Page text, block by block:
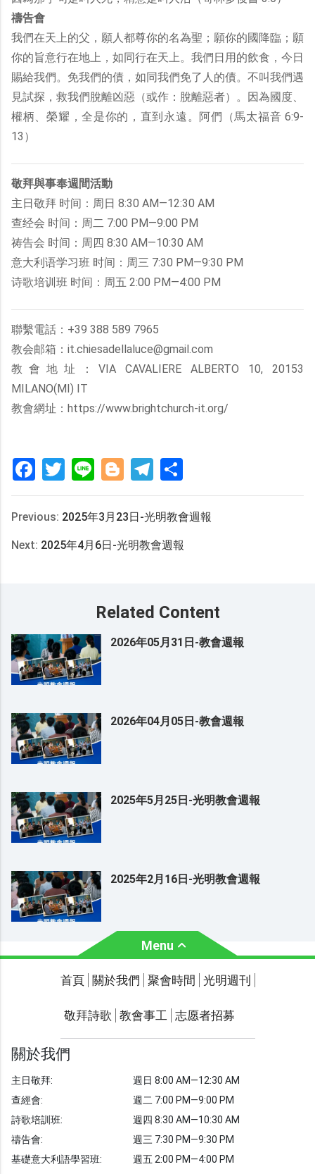
禱告會
我們在天上的父，願人都尊你的名為聖；願你的國降臨；願
你的旨意行在地上，如同行在天上。我們日用的飲食，今日
賜給我們。免我們的債，如同我們免了人的債。不叫我們遇
見試探，救我們脫離凶惡（或作：脫離惡者）。因為國度、
權柄、榮耀，全是你的，直到永遠。阿們（馬太福音 6:9-
13）
敬拜與事奉週間活動
主日敬拜 时间：周日 8:30 AM—12:30 AM
查经会 时间：周二 7:00 PM—9:00 PM
祷告会 时间：周四 8:30 AM—10:30 AM
意大利语学习班 时间：周三 7:30 PM—9:30 PM
诗歌培训班 时间：周五 2:00 PM—4:00 PM
聯繫電話：+39 388 589 7965
教会邮箱：it.chiesadellaluce@gmail.com
教會地址：VIA CAVALIERE ALBERTO 10, 20153
MILANO(MI) IT
教會網址：https://www.brightchurch-it.org/
FacebookTwitter Line Blogger Telegram
Previous: 2025年3月23日-光明教會週報
Next: 2025年4月6日-光明教會週報
Related Content
2026年05月31日-教會週報
2026年04月05日-教會週報
2025年5月25日-光明教會週報
2025年2月16日-光明教會週報
Menu
關於我們 聚會時間
光明週刊 學習聖經
聖經故事
敬拜詩歌 圖庫
聖經金句
首頁 關於我們 聚會時間 光明週刊
敬拜詩歌 教會事工 志愿者招募
關於我們
主日敬拜:
查經會:
詩歌培訓班:
禱告會:
基礎意大利語學習班:
週日 8:00 AM—12:30 AM
週二 7:00 PM—9:00 PM
週四 8:30 AM—10:30 AM
週三 7:30 PM—9:30 PM
週五 2:00 PM—4:00 PM